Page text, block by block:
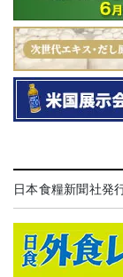
日本食糧新聞社発